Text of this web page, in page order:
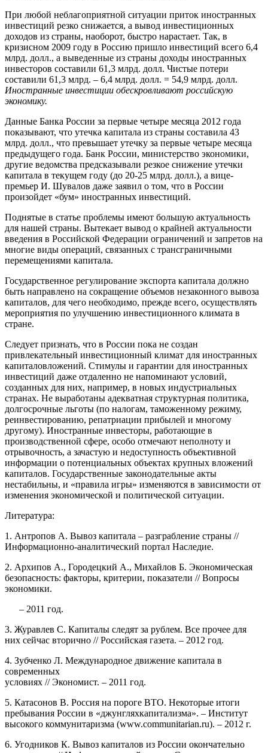
При любой неблагоприятной ситуации приток иностранных
инвестиций резко снижается, а вывод инвестиционных
доходов из страны, наоборот, быстро нарастает. Так, в
кризисном 2009 году в Россию пришло инвестиций всего 6,4
млрд. долл., а выведенные из страны доходы иностранных
инвесторов составили 61,3 млрд. долл. Чистые потери
составили 61,3 млрд. – 6,4 млрд. долл. = 54,9 млрд. долл.
Иностранные инвестиции обескровливают российскую
экономику.
Данные Банка России за первые четыре месяца 2012 года
показывают, что утечка капитала из страны составила 43
млрд. долл., что превышает утечку за первые четыре месяца
предыдущего года. Банк России, министерство экономики,
другие ведомства предсказывали резкое снижение утечки
капитала в текущем году (до 20-25 млрд. долл.), а вице-
премьер И. Шувалов даже заявил о том, что в России
произойдет «бум» иностранных инвестиций.
Поднятые в статье проблемы имеют большую актуальность
для нашей страны. Вытекает вывод о крайней актуальности
введения в Российской Федерации ограничений и запретов на
многие виды операций, связанных с трансграничными
перемещениями капитала.
Государственное регулирование экспорта капитала должно
быть направлено на сокращение объемов незаконного вывоза
капиталов, для чего необходимо, прежде всего, осуществлять
мероприятия по улучшению инвестиционного климата в
стране.
Следует признать, что в России пока не создан
привлекательный инвестиционный климат для иностранных
капиталовложений. Стимулы и гарантии для иностранных
инвестиций даже отдаленно не напоминают условий,
созданных для них, например, в новых индустриальных
странах. Не выработаны адекватная структурная политика,
долгосрочные льготы (по налогам, таможенному режиму,
реинвестированию, репатриации прибылей и многому
другому). Иностранные инвесторы, работающие в
производственной сфере, особо отмечают неполноту и
отрывочность, а зачастую и недоступность объективной
информации о потенциальных объектах крупных вложений
капиталов. Государственные законодательные акты
нестабильны, и «правила игры» изменяются в зависимости от
изменения экономической и политической ситуации.
Литература:
1. Антропов А. Вывоз капитала – разграбление страны //
Информационно-аналитический портал Наследие.
2. Архипов А., Городецкий А., Михайлов Б. Экономическая
безопасность: факторы, критерии, показатели // Вопросы
экономики.
– 2011 год.
3. Журавлев С. Капиталы следят за рублем. Все прочее для
них сейчас вторично // Российская газетa. – 2012 год.
4. Зубченко Л. Международное движение капитала в
современных
условиях // Экономист. – 2011 год.
5. Катасонов В. Россия на пороге ВТО. Некоторые итоги
пребывания России в «джунгляхкапитализма». – Институт
высокого коммунитаризма (www.communitarian.ru). – 2012 г.
6. Угодников К. Вывоз капиталов из России окончательно